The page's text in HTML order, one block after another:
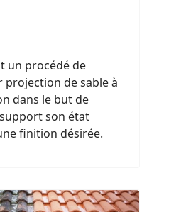
un procédé de
projection de sable à
dans le but de
son état
finition désirée.